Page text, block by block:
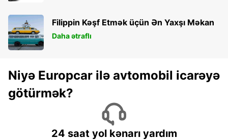
Filippin Kəşf Etmək üçün Ən Yaxşı Məkan
Daha ətraflı
Niyə Europcar ilə avtomobil icarəyə
götürmək?
24 saat yol kənarı yardım